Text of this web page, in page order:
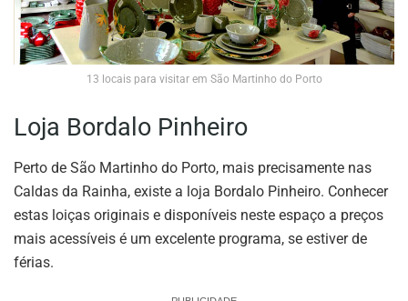
13 locais para visitar em São Martinho do Porto
Loja Bordalo Pinheiro
Perto de São Martinho do Porto, mais precisamente nas
Caldas da Rainha, existe a loja Bordalo Pinheiro. Conhecer
estas loiças originais e disponíveis neste espaço a preços
mais acessíveis é um excelente programa, se estiver de
férias.